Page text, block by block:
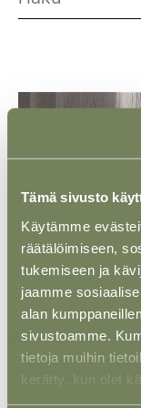
Tämä sivusto
Käytämme
räätälöimiseen,
tukemiseen ja
jaamme
alan
sivustoamme.
tietoja muihin
kerätty, kun olet
NÄKÖKULMA 29